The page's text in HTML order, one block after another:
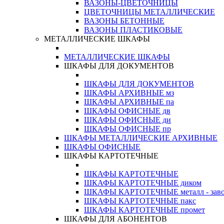
ВАЗОНЫ-ЦВЕТОЧНИЦЫ
ЦВЕТОЧНИЦЫ МЕТАЛЛИЧЕСКИЕ
ВАЗОНЫ БЕТОННЫЕ
ВАЗОНЫ ПЛАСТИКОВЫЕ
МЕТАЛЛИЧЕСКИЕ ШКАФЫ
МЕТАЛЛИЧЕСКИЕ ШКАФЫ
ШКАФЫ ДЛЯ ДОКУМЕНТОВ
ШКАФЫ ДЛЯ ДОКУМЕНТОВ
ШКАФЫ АРХИВНЫЕ мз
ШКАФЫ АРХИВНЫЕ па
ШКАФЫ ОФИСНЫЕ дв
ШКАФЫ ОФИСНЫЕ ди
ШКАФЫ ОФИСНЫЕ пр
ШКАФЫ МЕТАЛЛИЧЕСКИЕ АРХИВНЫЕ
ШКАФЫ ОФИСНЫЕ
ШКАФЫ КАРТОТЕЧНЫЕ
ШКАФЫ КАРТОТЕЧНЫЕ
ШКАФЫ КАРТОТЕЧНЫЕ диком
ШКАФЫ КАРТОТЕЧНЫЕ металл -
ШКАФЫ КАРТОТЕЧНЫЕ пакс
ШКАФЫ КАРТОТЕЧНЫЕ промет
ШКАФЫ ДЛЯ АБОНЕНТОВ